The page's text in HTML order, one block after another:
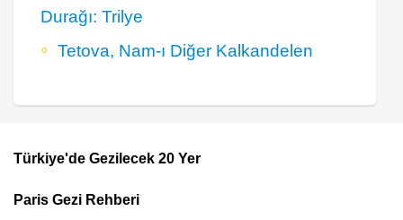
Durağı: Trilye
Tetova, Nam-ı Diğer Kalkandelen
Footer
Top
Türkiye'de Gezilecek 20 Yer
Paris Gezi Rehberi